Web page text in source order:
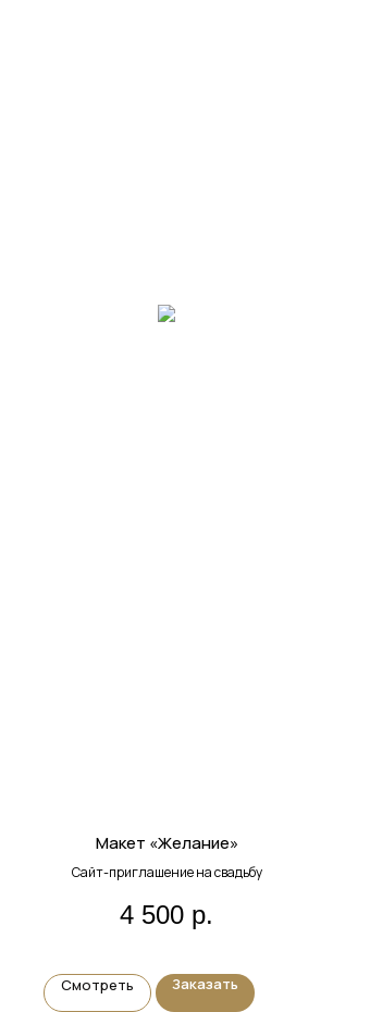
Макет «Желание»
Сайт-приглашение на свадьбу
4 500 р.
Смотреть Заказать